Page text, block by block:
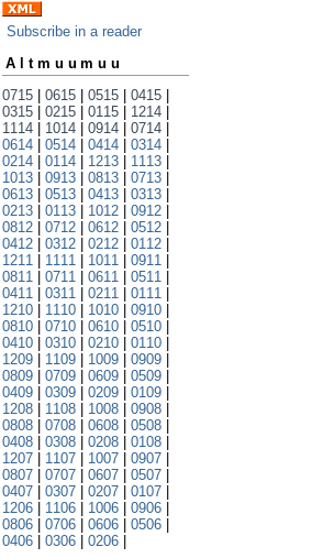
Subscribe in a reader
Altmuumuu
0715
0615 0515 0415
0315
0215 0115 1214
1114
1014 0914 0714
0614
0514 0414 0314
0214
0114 1213 1113
1013
0913 0813 0713
0613
0513 0413 0313
0213
0113 1012 0912
0812
0712 0612 0512
0412
0312 0212 0112
1211
1111 1011 0911
0811
0711 0611 0511
0411
0311 0211 0111
1210
1110 1010 0910
0810
0710 0610 0510
0410
0310 0210 0110
1209
1109 1009 0909
0809
0709 0609 0509
0409
0309 0209 0109
1208
1108 1008 0908
0808
0708 0608 0508
0408
0308 0208 0108
1207
1107 1007 0907
0807
0707 0607 0507
0407
0307 0207 0107
1206
1106 1006 0906
0806
0706 0606 0506
0406
0306 0206